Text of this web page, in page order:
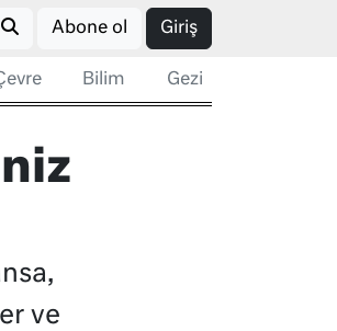
Abone ol Giriş
Bilim Gezi
ve